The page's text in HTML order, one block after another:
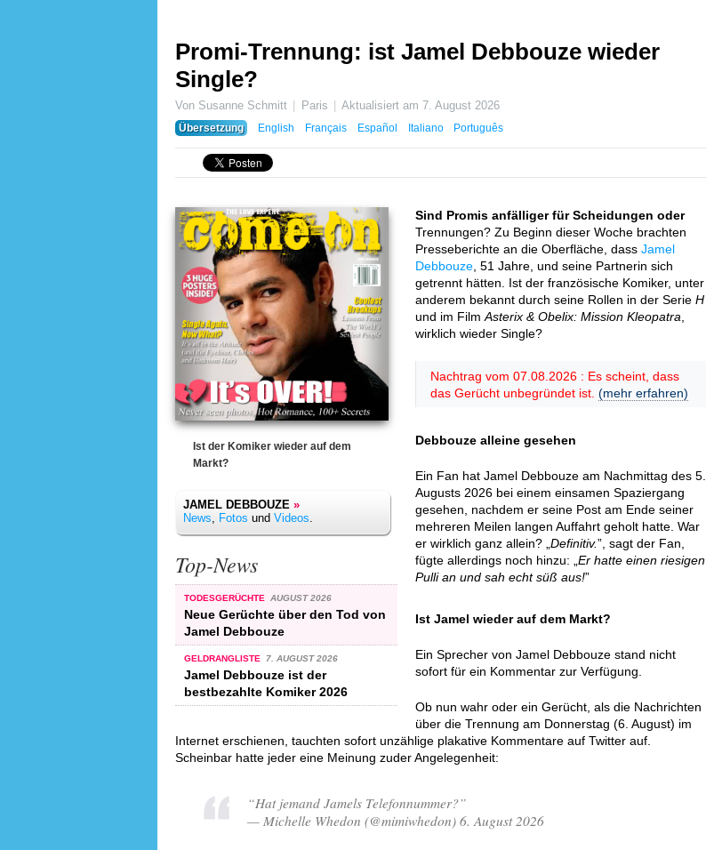
Promi-Trennung: ist Jamel Debbouze wieder
Single?
Von Susanne Schmitt Paris Aktualisiert am 7. August 2026
Übersetzung
English Français Español Italiano Português
Ist der Komiker wieder auf dem
Markt?
JAMEL DEBBOUZE »
News, Fotos und Videos.
Top-News
TODESGERÜCHTE AUGUST 2026
Neue Gerüchte über den Tod von
Jamel Debbouze
GELDRANGLISTE 7. AUGUST 2026
Jamel Debbouze ist der
bestbezahlte Komiker 2026
Sind Promis anfälliger für Scheidungen oder
Trennungen? Zu Beginn dieser Woche brachten
Presseberichte an die Oberfläche, dass Jamel
Debbouze , 51 Jahre, und seine Partnerin sich
getrennt hätten. Ist der französische Komiker, unter
anderem bekannt durch seine Rollen in der Serie H
und im Film Asterix & Obelix: Mission Kleopatra
wirklich wieder Single?
Nachtrag vom 07.08.2026 : Es scheint, dass
das Gerücht unbegründet ist. (mehr erfahren)
Debbouze alleine gesehen
Ein Fan hat Jamel Debbouze am Nachmittag des 5.
Augusts 2026 bei einem einsamen Spaziergang
gesehen, nachdem er seine Post am Ende seiner
mehreren Meilen langen Auffahrt geholt hatte. War
er wirklich ganz allein? „ Definitiv.”, sagt der Fan,
fügte allerdings noch hinzu: „ Er hatte einen riesigen
Pulli an und sah echt süß aus!”
Ist Jamel wieder auf dem Markt?
Ein Sprecher von Jamel Debbouze stand nicht
sofort für ein Kommentar zur Verfügung.
Ob nun wahr oder ein Gerücht, als die Nachrichten
über die Trennung am Donnerstag (6. August) im
Internet erschienen, tauchten sofort unzählige plakative Kommentare auf Twitter auf.
Scheinbar hatte jeder eine Meinung zuder Angelegenheit:
“Hat jemand Jamels Telefonnummer?”
— Michelle Whedon (@mimiwhedon) 6. August 2026